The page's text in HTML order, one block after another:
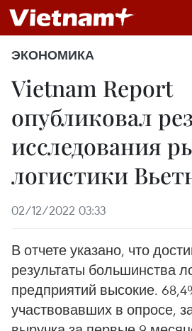
ЭКОНОМИКА
Vietnam Report
опубликовал
исследования
логистики
02/12/2022 03:33
В отчете указано, что
результаты большинства
предприятий высокие.
участвовавших в опросе,